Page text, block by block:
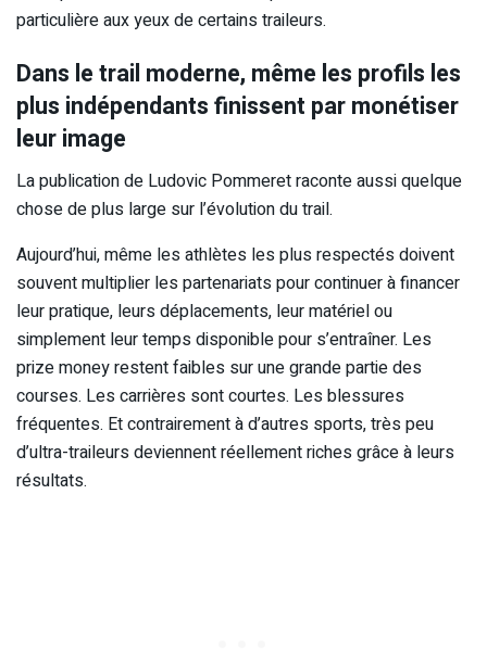
particulière aux yeux de certains traileurs.
Dans le trail moderne, même les profils les
plus indépendants finissent par monétiser
leur image
La publication de Ludovic Pommeret raconte aussi quelque
chose de plus large sur l’évolution du trail.
Aujourd’hui, même les athlètes les plus respectés doivent
souvent multiplier les partenariats pour continuer à financer
leur pratique, leurs déplacements, leur matériel ou
simplement leur temps disponible pour s’entraîner. Les
prize money restent faibles sur une grande partie des
courses. Les carrières sont courtes. Les blessures
fréquentes. Et contrairement à d’autres sports, très peu
d’ultra-traileurs deviennent réellement riches grâce à leurs
résultats.